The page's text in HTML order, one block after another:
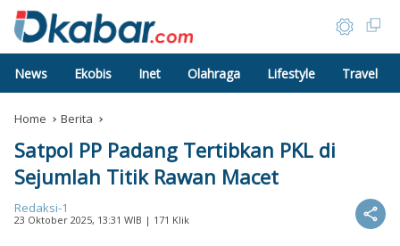
News Ekobis Inet Olahraga Lifestyle Travel
Home Berita
Satpol PP Padang Tertibkan PKL di
Sejumlah Titik Rawan Macet
Redaksi-1
23 Oktober 2025, 13:31 WIB | 171 Klik